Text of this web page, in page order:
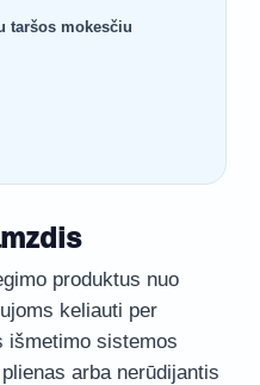
taršos mokesčiu
produktus nuo
keliauti per
išmetimo sistemos
arba nerūdijantis